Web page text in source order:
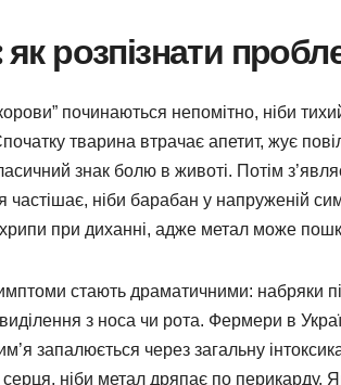
розпізнати
починаються непомітно, ніби
тварина втрачає апетит, жує
знак болю в животі. Потім
частішає, ніби барабан у напруженій
хрипи при диханні, адже метал може
стають драматичними: набряки
виділення з носа чи рота. Фермери в
запалюється через загальну
ніби метал дряпає по перикарду.